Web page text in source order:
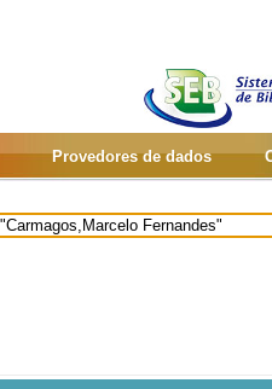
Provedores de dados